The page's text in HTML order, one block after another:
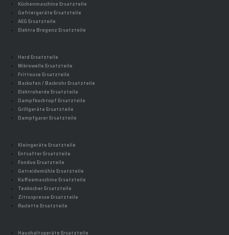
Küchenmaschine Ersatzteile
Gefriergeräte Ersatzteile
AEG Ersatzteile
Elektra Bregenz Ersatzteile
Herd Ersatzteile
Mikrowelle Ersatzteile
Fritteuse Ersatzteile
Backofen / Backrohr Ersatzteile
Elektroherde Ersatzteile
Dampfkochtopf Ersatzteile
Grillgeräte Ersatzteile
Dampfgarer Ersatzteile
Kleingeräte Ersatzteile
Entsafter Ersatzteile
Fondue Ersatzteile
Getreidemühle Ersatzteile
Kaffeemaschine Ersatzteile
Teekocher Ersatzteile
Zitruspresse Ersatzteile
Raclette Ersatzteile
Haushaltsgeräte Ersatzteile